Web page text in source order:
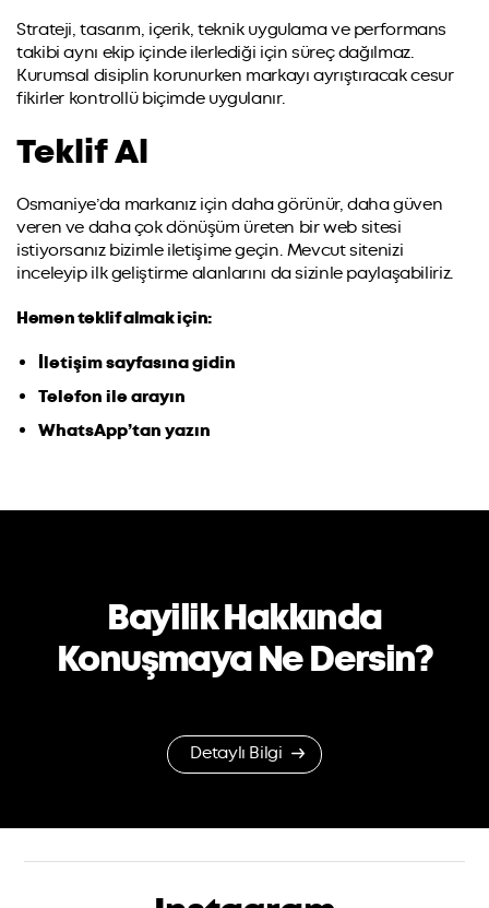
Strateji, tasarım, içerik, teknik uygulama ve performans
takibi aynı ekip içinde ilerlediği için süreç dağılmaz.
Kurumsal disiplin korunurken markayı ayrıştıracak cesur
fikirler kontrollü biçimde uygulanır.
Teklif Al
Osmaniye’da markanız için daha görünür, daha güven
veren ve daha çok dönüşüm üreten bir web sitesi
istiyorsanız bizimle iletişime geçin. Mevcut sitenizi
inceleyip ilk geliştirme alanlarını da sizinle paylaşabiliriz.
Hemen teklif almak için:
İletişim sayfasına gidin
Telefon ile arayın
WhatsApp’tan yazın
Bayilik Hakkında
Konuşmaya Ne Dersin?
Detaylı Bilgi